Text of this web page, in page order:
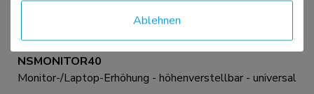
NSMONITOR40
Monitor-/Laptop-Erhöhung - höhenverstellbar - universal
Ablehnen